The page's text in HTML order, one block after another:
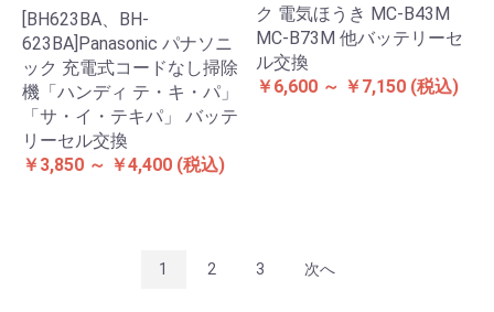
[BH623BA、BH-
623BA]Panasonic パナソニ
ック 充電式コードなし掃除
機「ハンディ テ・キ・パ」
「サ・イ・テキパ」 バッテ
リーセル交換
￥3,850 ～ ￥4,400 (税込)
ク 電気ほうき MC-B43M
MC-B73M 他バッテリーセ
ル交換
￥6,600 ～ ￥7,150 (税込)
1 2 3 次へ